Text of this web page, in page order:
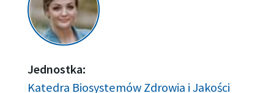
Jednostka:
Katedra Biosystemów Zdrowia i Jakości